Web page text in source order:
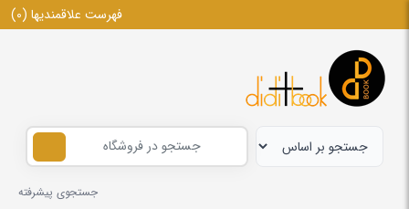
فهرست علاقمندیها (0)
جستجوی پیشرفته